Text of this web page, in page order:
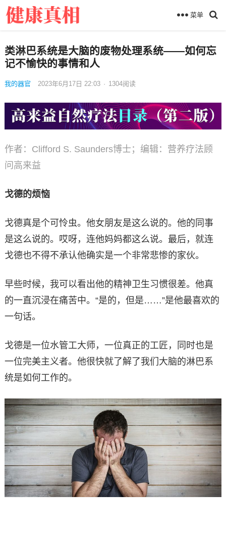
菜单
类淋巴系统是大脑的废物处理系统——如何忘
记不愉快的事情和人
我的器官 2023年6月17日 22:03 · 1304阅读
作者：Clifford S. Saunders博士；编辑：营养疗法顾
问高来益
戈德的烦恼
戈德真是个可怜虫。他女朋友是这么说的。他的同事
是这么说的。哎呀，连他妈妈都这么说。最后，就连
戈德也不得不承认他确实是一个非常悲惨的家伙。
早些时候，我可以看出他的精神卫生习惯很差。他真
的一直沉浸在痛苦中。“是的，但是……”是他最喜欢的
一句话。
戈德是一位水管工大师，一位真正的工匠，同时也是
一位完美主义者。他很快就了解了我们大脑的淋巴系
统是如何工作的。